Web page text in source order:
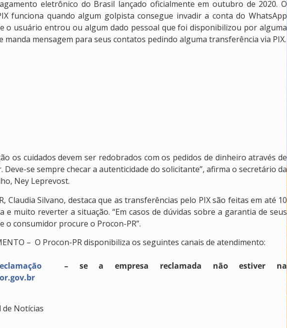
eletrônico do Brasil lançado oficialmente em outubro de 2020. O
funciona quando algum golpista consegue invadir a conta do WhatsApp
o usuário entrou ou algum dado pessoal que foi disponibilizou por alguma
manda mensagem para seus contatos pedindo alguma transferência via PIX.
os cuidados devem ser redobrados com os pedidos de dinheiro através de
Deve-se sempre checar a autenticidade do solicitante”, afirma o secretário da
Ney Leprevost.
Claudia Silvano, destaca que as transferências pelo PIX são feitas em até 10
e muito reverter a situação. “Em casos de dúvidas sobre a garantia de seus
o consumidor procure o Procon-PR”.
– O Procon-PR disponibiliza os seguintes canais de atendimento:
– se a empresa reclamada não estiver na
de Notícias